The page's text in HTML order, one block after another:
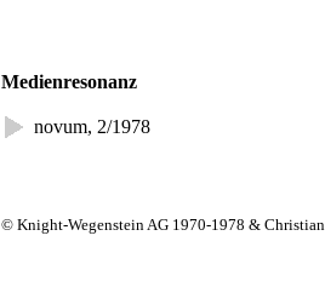
Medienresonanz
novum, 2/1978
© Knight-Wegenstein AG 1970-1978 &